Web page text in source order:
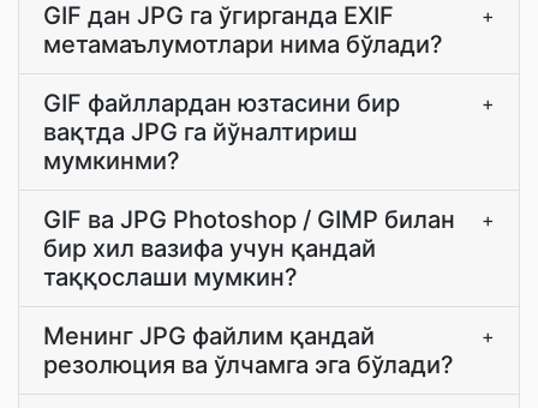
GIF дан JPG га ўгирганда EXIF
метамаълумотлари нима бўлади?
+
GIF файллардан юзтасини бир
вақтда JPG га йўналтириш
мумкинми?
+
GIF ва JPG Photoshop / GIMP билан
бир хил вазифа учун қандай
таққослаши мумкин?
+
Менинг JPG файлим қандай
резолюция ва ўлчамга эга бўлади?
+